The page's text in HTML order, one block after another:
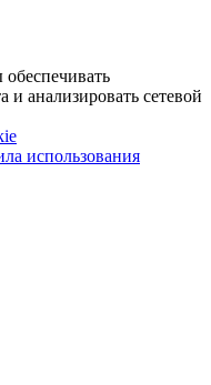
и анализировать сетевой
использования